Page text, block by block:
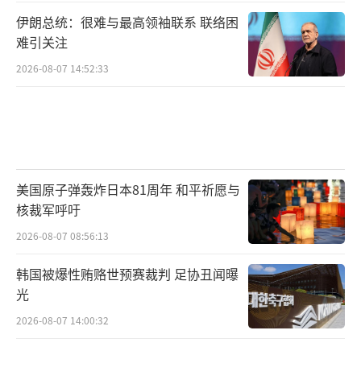
伊朗总统：很难与最高领袖联系 联络困
难引关注
2026-08-07 14:52:33
美国原子弹轰炸日本81周年 和平祈愿与
核裁军呼吁
2026-08-07 08:56:13
韩国被爆性贿赂世预赛裁判 足协丑闻曝
光
2026-08-07 14:00:32